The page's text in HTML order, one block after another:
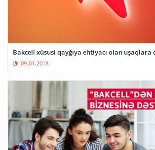
Bakcell xüsusi qayğıya ehtiyacı olan
09-01-2018